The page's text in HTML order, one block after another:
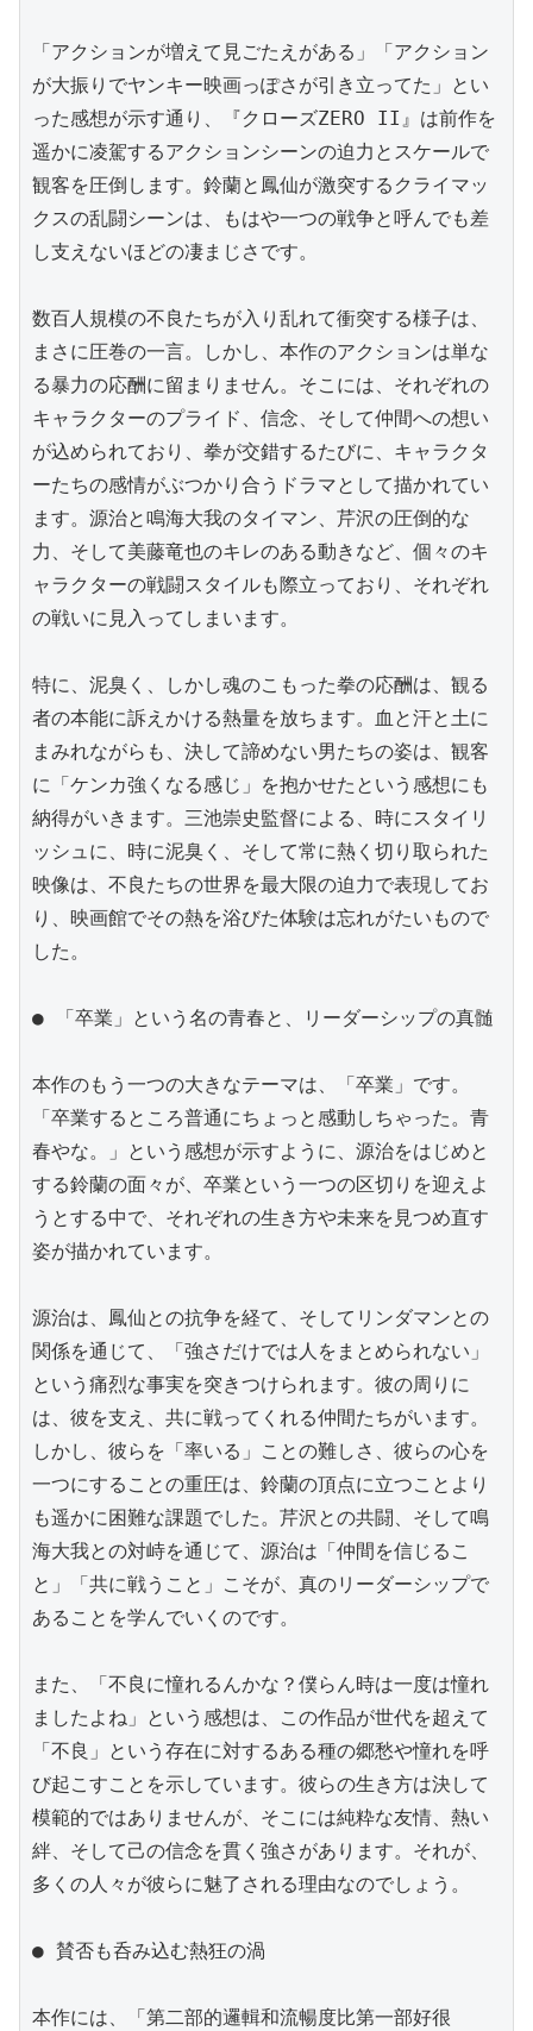
「アクションが増えて見ごたえがある」「アクション
が大振りでヤンキー映画っぽさが引き立ってた」とい
った感想が示す通り、『クローズZERO II』は前作を
遥かに凌駕するアクションシーンの迫力とスケールで
観客を圧倒します。鈴蘭と鳳仙が激突するクライマッ
クスの乱闘シーンは、もはや一つの戦争と呼んでも差
し支えないほどの凄まじさです。
数百人規模の不良たちが入り乱れて衝突する様子は、
まさに圧巻の一言。しかし、本作のアクションは単な
る暴力の応酬に留まりません。そこには、それぞれの
キャラクターのプライド、信念、そして仲間への想い
が込められており、拳が交錯するたびに、キャラクタ
ーたちの感情がぶつかり合うドラマとして描かれてい
ます。源治と鳴海大我のタイマン、芹沢の圧倒的な
力、そして美藤竜也のキレのある動きなど、個々のキ
ャラクターの戦闘スタイルも際立っており、それぞれ
の戦いに見入ってしまいます。
特に、泥臭く、しかし魂のこもった拳の応酬は、観る
者の本能に訴えかける熱量を放ちます。血と汗と土に
まみれながらも、決して諦めない男たちの姿は、観客
に「ケンカ強くなる感じ」を抱かせたという感想にも
納得がいきます。三池崇史監督による、時にスタイリ
ッシュに、時に泥臭く、そして常に熱く切り取られた
映像は、不良たちの世界を最大限の迫力で表現してお
り、映画館でその熱を浴びた体験は忘れがたいもので
した。
● 「卒業」という名の青春と、リーダーシップの真髄
本作のもう一つの大きなテーマは、「卒業」です。
「卒業するところ普通にちょっと感動しちゃった。青
春やな。」という感想が示すように、源治をはじめと
する鈴蘭の面々が、卒業という一つの区切りを迎えよ
うとする中で、それぞれの生き方や未来を見つめ直す
姿が描かれています。
源治は、鳳仙との抗争を経て、そしてリンダマンとの
関係を通じて、「強さだけでは人をまとめられない」
という痛烈な事実を突きつけられます。彼の周りに
は、彼を支え、共に戦ってくれる仲間たちがいます。
しかし、彼らを「率いる」ことの難しさ、彼らの心を
一つにすることの重圧は、鈴蘭の頂点に立つことより
も遥かに困難な課題でした。芹沢との共闘、そして鳴
海大我との対峙を通じて、源治は「仲間を信じるこ
と」「共に戦うこと」こそが、真のリーダーシップで
あることを学んでいくのです。
また、「不良に憧れるんかな？僕らん時は一度は憧れ
ましたよね」という感想は、この作品が世代を超えて
「不良」という存在に対するある種の郷愁や憧れを呼
び起こすことを示しています。彼らの生き方は決して
模範的ではありませんが、そこには純粋な友情、熱い
絆、そして己の信念を貫く強さがあります。それが、
多くの人々が彼らに魅了される理由なのでしょう。
● 賛否も呑み込む熱狂の渦
本作には、「第二部的邏輯和流暢度比第一部好很